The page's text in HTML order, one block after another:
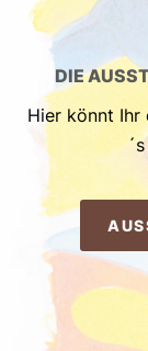
DIE
Hier könnt Ihr